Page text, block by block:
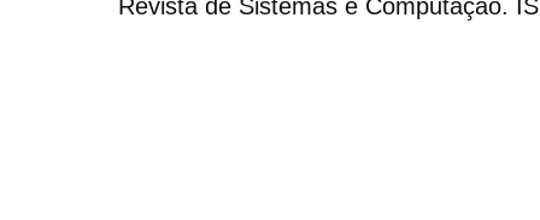
Revista de Sistemas e Computação.